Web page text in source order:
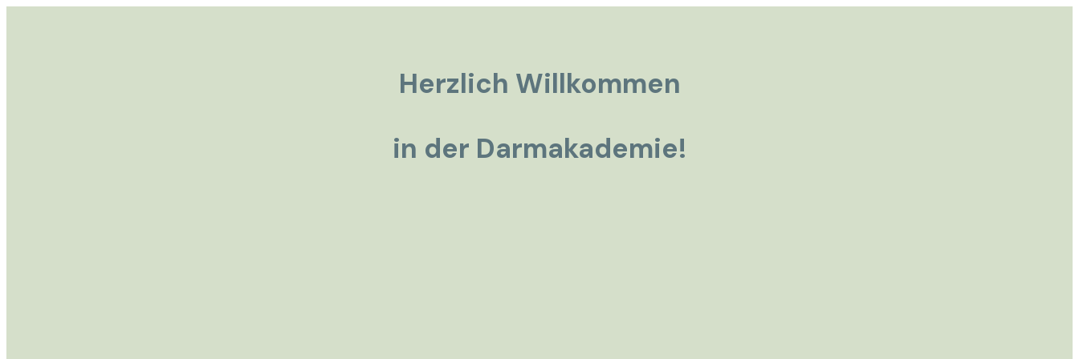
Herzlich Willkommen
in der Darmakademie!